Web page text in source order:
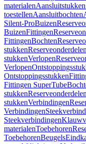
materialen
toestellenAansluitbochten
Silent-ProBuizen
BuizenFittingen
FittingenBochten
stukken
stukkenVerlopen
Verlopen
Ontstoppingsstukken
Fittingen SuperTube
stukken
stukkenVerbindingen
Verbindingen
Steekverbindingen
materialenToebehoren
ToebehorenBeugels